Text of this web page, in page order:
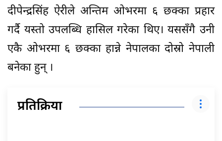
दीपेन्द्रसिंह ऐरीले अन्तिम ओभरमा ६ छक्का प्रहार
गर्दै यस्तो उपलब्धि हासिल गरेका थिए। यससँगै उनी
एकै ओभरमा ६ छक्का हान्ने नेपालका दोस्रो नेपाली
बनेका हुन् ।
प्रतिक्रिया